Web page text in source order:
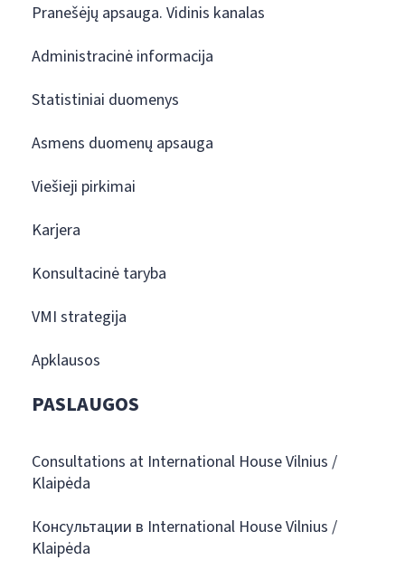
Pranešėjų apsauga. Vidinis kanalas
Administracinė informacija
Statistiniai duomenys
Asmens duomenų apsauga
Viešieji pirkimai
Karjera
Konsultacinė taryba
VMI strategija
Apklausos
PASLAUGOS
Consultations at International House Vilnius /
Klaipėda
Консультации в International House Vilnius /
Klaipėda